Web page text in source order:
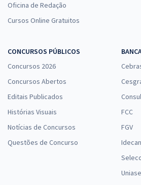
cursos e comece a se preparar o
daExatus. Fique atento aos editais
Oficina de Redação
Cursos Online Gratuitos
CONCURSOS PÚBLICOS
Concursos 2026
Concursos Abertos
Editais Publicados
Histórias Visuais
Notícias de Concursos
Questões de Concurso
FCC
FGV
Idecan
Uniase